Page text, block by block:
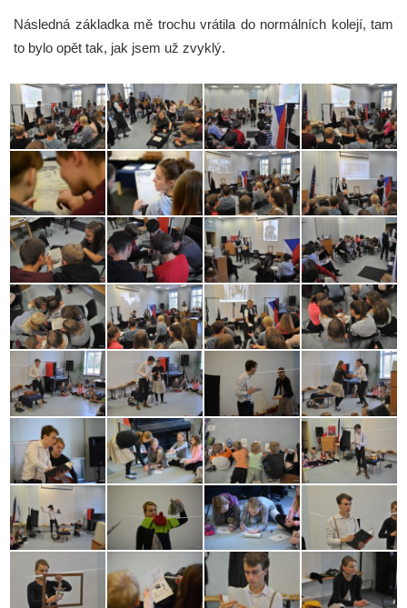
Následná základka mě trochu vrátila do normálních kolejí, tam
to bylo opět tak, jak jsem už zvyklý.